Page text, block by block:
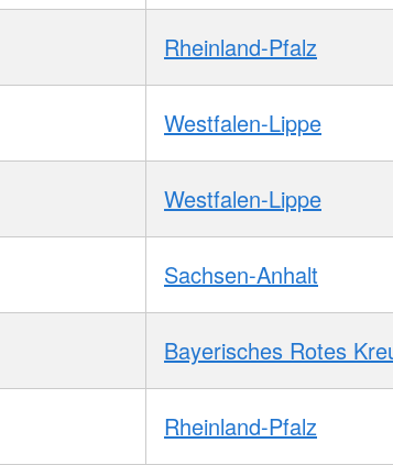
Rheinland-Pfalz
Westfalen-Lippe
Westfalen-Lippe
Sachsen-Anhalt
Bayerisches Rotes
Rheinland-Pfalz